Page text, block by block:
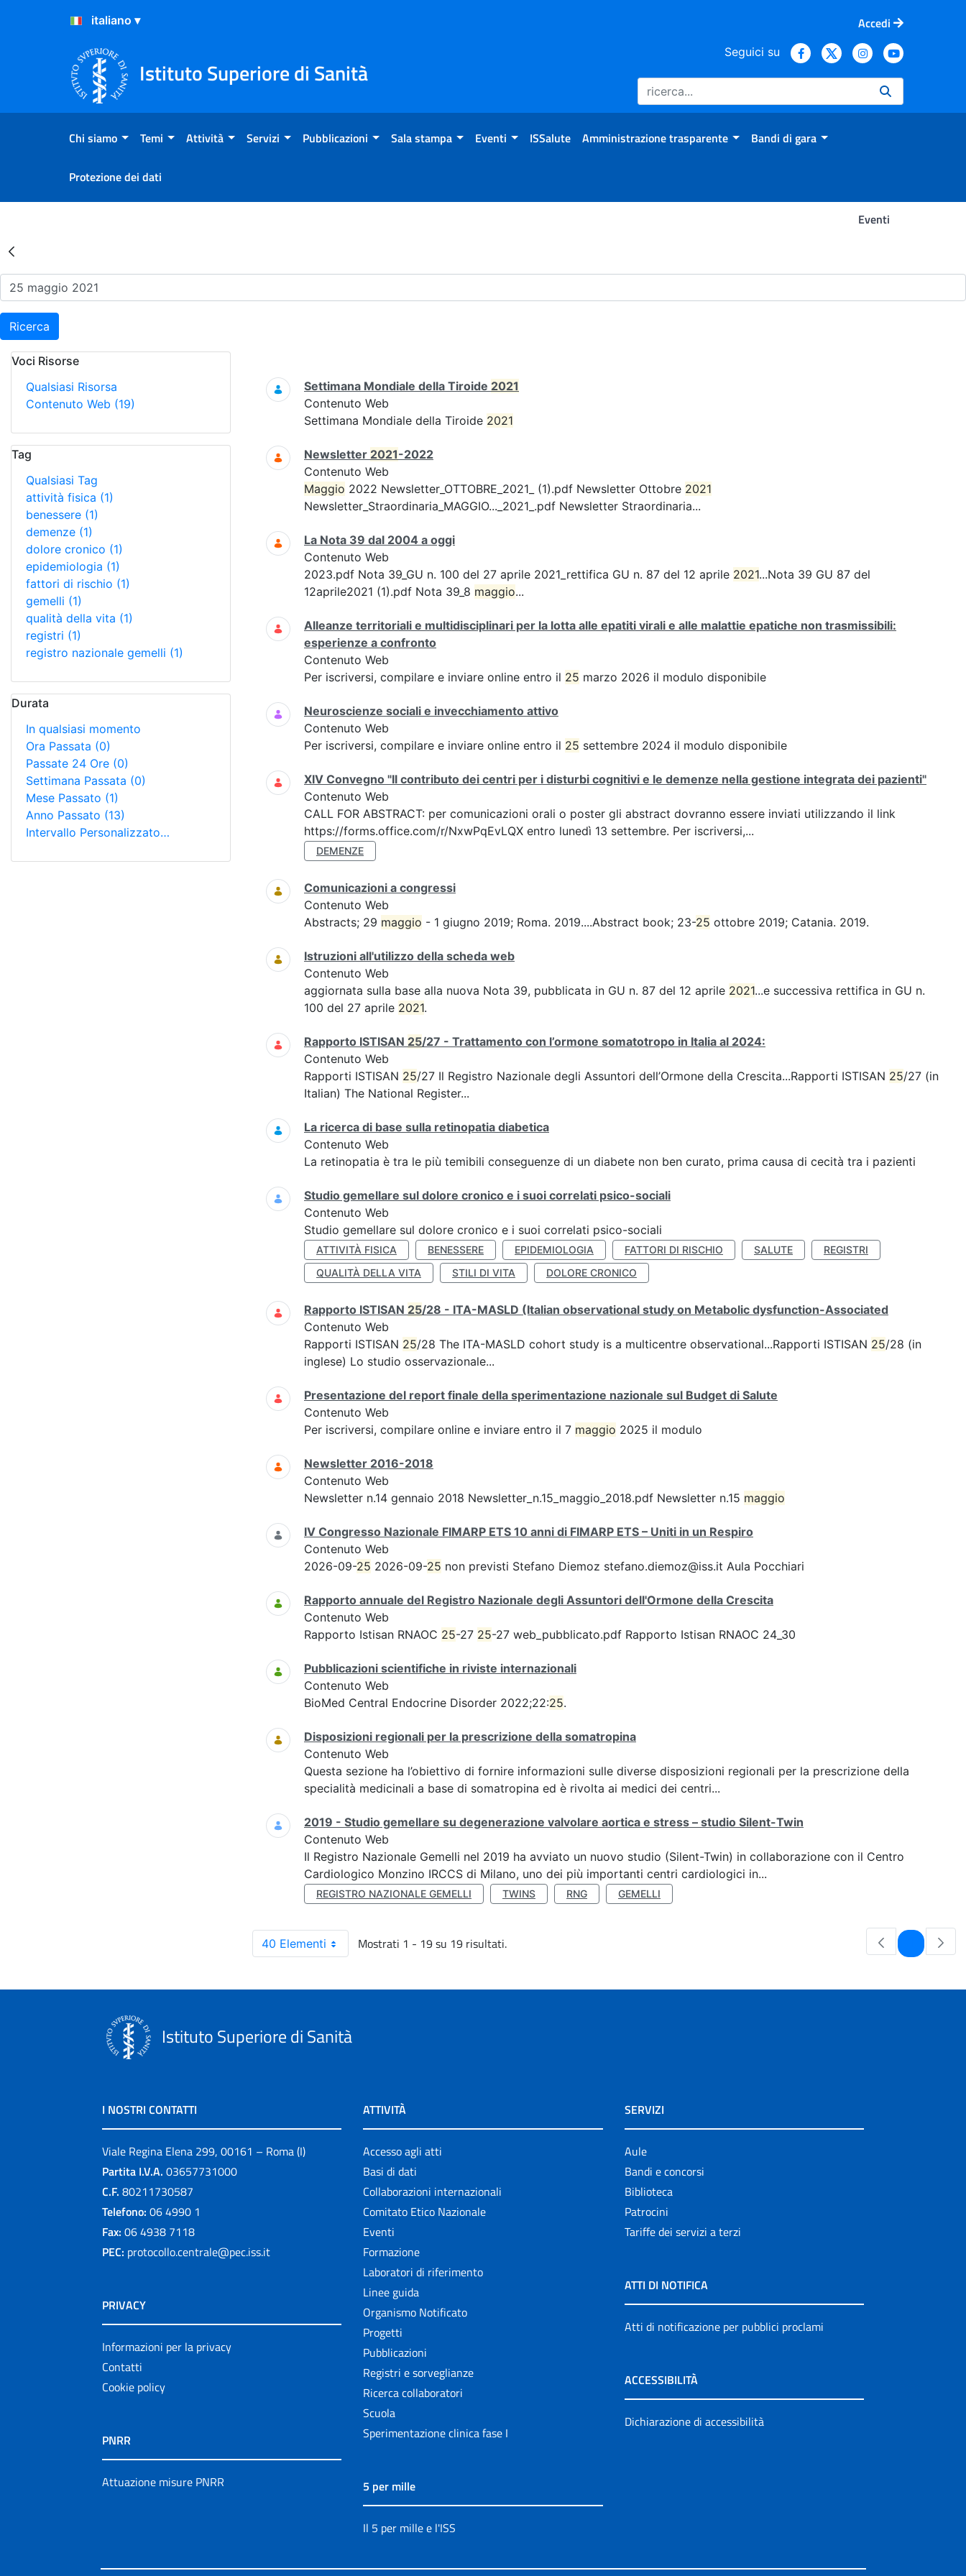
Salta al Contenuto
Salta al Footer
Accedi
Istituto Superiore di Sanità
Seguici su
Chi siamo Temi Attività Servizi Pubblicazioni Sala stampa Eventi ISSalute Amministrazione trasparente Bandi di gara
Protezione dei dati
Eventi
Risultati della Ricerca - Eventi
Ricerca
Voci Risorse
Qualsiasi Risorsa
Contenuto Web (19)
Tag
Qualsiasi Tag
attività fisica (1)
benessere (1)
demenze (1)
dolore cronico (1)
epidemiologia (1)
fattori di rischio (1)
gemelli (1)
qualità della vita (1)
registri (1)
registro nazionale gemelli (1)
Durata
In qualsiasi momento
Ora Passata (0)
Passate 24 Ore (0)
Settimana Passata (0)
Mese Passato (1)
Anno Passato (13)
Intervallo Personalizzato…
Ricerca
Settimana Mondiale della Tiroide 2021
Contenuto Web
Settimana Mondiale della Tiroide 2021
Newsletter 2021-2022
Contenuto Web
Maggio 2022 Newsletter_OTTOBRE_2021_ (1).pdf Newsletter Ottobre 2021
Newsletter_Straordinaria_MAGGIO..._2021_.pdf Newsletter Straordinaria...
La Nota 39 dal 2004 a oggi
Contenuto Web
2023.pdf Nota 39_GU n. 100 del 27 aprile 2021_rettifica GU n. 87 del 12 aprile 2021...Nota 39 GU 87 del
12aprile2021 (1).pdf Nota 39_8 maggio...
Alleanze territoriali e multidisciplinari per la lotta alle epatiti virali e alle malattie epatiche non trasmissibili:
esperienze a confronto
Contenuto Web
Per iscriversi, compilare e inviare online entro il 25 marzo 2026 il modulo disponibile
Neuroscienze sociali e invecchiamento attivo
Contenuto Web
Per iscriversi, compilare e inviare online entro il 25 settembre 2024 il modulo disponibile
XIV Convegno "Il contributo dei centri per i disturbi cognitivi e le demenze nella gestione integrata dei pazienti"
Contenuto Web
CALL FOR ABSTRACT: per comunicazioni orali o poster gli abstract dovranno essere inviati utilizzando il link
https://forms.office.com/r/NxwPqEvLQX entro lunedì 13 settembre. Per iscriversi,...
DEMENZE
Comunicazioni a congressi
Contenuto Web
Abstracts; 29 maggio - 1 giugno 2019; Roma. 2019....Abstract book; 23-25 ottobre 2019; Catania. 2019.
Istruzioni all'utilizzo della scheda web
Contenuto Web
aggiornata sulla base alla nuova Nota 39, pubblicata in GU n. 87 del 12 aprile 2021...e successiva rettifica in GU n.
100 del 27 aprile 2021.
Rapporto ISTISAN 25/27 - Trattamento con l’ormone somatotropo in Italia al 2024:
Contenuto Web
Rapporti ISTISAN 25/27 Il Registro Nazionale degli Assuntori dell’Ormone della Crescita...Rapporti ISTISAN 25/27 (in
Italian) The National Register...
La ricerca di base sulla retinopatia diabetica
Contenuto Web
La retinopatia è tra le più temibili conseguenze di un diabete non ben curato, prima causa di cecità tra i pazienti
Studio gemellare sul dolore cronico e i suoi correlati psico-sociali
Contenuto Web
Studio gemellare sul dolore cronico e i suoi correlati psico-sociali
ATTIVITÀ FISICA BENESSERE EPIDEMIOLOGIA FATTORI DI RISCHIO SALUTE
REGISTRI
QUALITÀ DELLA VITA
STILI DI VITA DOLORE CRONICO
Rapporto ISTISAN 25/28 - ITA-MASLD (Italian observational study on Metabolic dysfunction-Associated
Contenuto Web
Rapporti ISTISAN 25/28 The ITA-MASLD cohort study is a multicentre observational...Rapporti ISTISAN 25/28 (in
inglese) Lo studio osservazionale...
Presentazione del report finale della sperimentazione nazionale sul Budget di Salute
Contenuto Web
Per iscriversi, compilare online e inviare entro il 7 maggio 2025 il modulo
Newsletter 2016-2018
Contenuto Web
Newsletter n.14 gennaio 2018 Newsletter_n.15_maggio_2018.pdf Newsletter n.15 maggio
IV Congresso Nazionale FIMARP ETS 10 anni di FIMARP ETS – Uniti in un Respiro
Contenuto Web
2026-09-25 2026-09-25 non previsti Stefano Diemoz stefano.diemoz@iss.it Aula Pocchiari
Rapporto annuale del Registro Nazionale degli Assuntori dell'Ormone della Crescita
Contenuto Web
Rapporto Istisan RNAOC 25-27 25-27 web_pubblicato.pdf Rapporto Istisan RNAOC 24_30
Pubblicazioni scientifiche in riviste internazionali
Contenuto Web
BioMed Central Endocrine Disorder 2022;22:25.
Disposizioni regionali per la prescrizione della somatropina
Contenuto Web
Questa sezione ha l’obiettivo di fornire informazioni sulle diverse disposizioni regionali per la prescrizione della
specialità medicinali a base di somatropina ed è rivolta ai medici dei centri...
2019 - Studio gemellare su degenerazione valvolare aortica e stress – studio Silent-Twin
Contenuto Web
Il Registro Nazionale Gemelli nel 2019 ha avviato un nuovo studio (Silent-Twin) in collaborazione con il Centro
Cardiologico Monzino IRCCS di Milano, uno dei più importanti centri cardiologici in...
REGISTRO NAZIONALE GEMELLI TWINS RNG GEMELLI
40 Elementi Mostrati 1 - 19 su 19 risultati. Pagina
Istituto Superiore di Sanità
I NOSTRI CONTATTI
Viale Regina Elena 299, 00161 – Roma (I)
Partita I.V.A. 03657731000
C.F. 80211730587
Telefono: 06 4990 1
Fax: 06 4938 7118
PEC: protocollo.centrale@pec.iss.it
PRIVACY
Informazioni per la privacy
Contatti
Cookie policy
PNRR
Attuazione misure PNRR
ATTIVITÀ
Accesso agli atti
Basi di dati
Collaborazioni internazionali
Comitato Etico Nazionale
Eventi
Formazione
Laboratori di riferimento
Linee guida
Organismo Notificato
Progetti
Pubblicazioni
Registri e sorveglianze
Ricerca collaboratori
Scuola
Sperimentazione clinica fase I
5 per mille
Il 5 per mille e l'ISS
SERVIZI
Aule
Bandi e concorsi
Biblioteca
Patrocini
Tariffe dei servizi a terzi
ATTI DI NOTIFICA
Atti di notificazione per pubblici proclami
ACCESSIBILITÀ
Dichiarazione di accessibilità